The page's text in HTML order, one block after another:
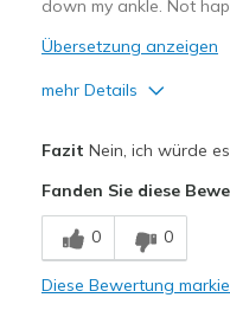
down my ankle. Not
Übersetzung anzeigen
mehr Details
Nachteile
Not much elastic , so
Poor Cushioning
Fazit Nein, ich würde
Fanden Sie diese
0 0
Diese Bewertung